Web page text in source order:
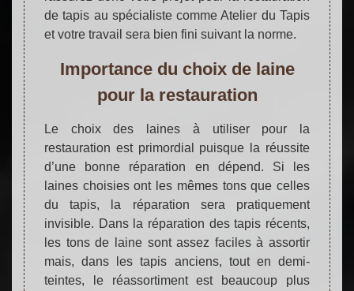
de tapis au spécialiste comme Atelier du Tapis
et votre travail sera bien fini suivant la norme.
Importance du choix de laine
pour la restauration
Le choix des laines à utiliser pour la
restauration est primordial puisque la réussite
d’une bonne réparation en dépend. Si les
laines choisies ont les mêmes tons que celles
du tapis, la réparation sera pratiquement
invisible. Dans la réparation des tapis récents,
les tons de laine sont assez faciles à assortir
mais, dans les tapis anciens, tout en demi-
teintes, le réassortiment est beaucoup plus